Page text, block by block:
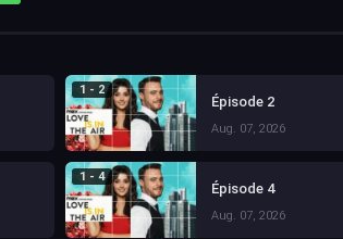
1 - 2
Épisode 2
Aug. 07, 2026
1 - 4
Épisode 4
Aug. 07, 2026